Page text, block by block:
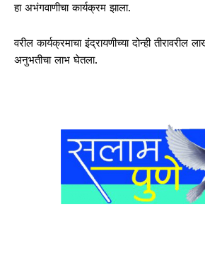
हा अभंगवाणीचा कार्यक्रम झाला.
वरील कार्यक्रमाचा इंद्रायणीच्या दोन्ही तीरावरील
अनुभतीचा लाभ घेतला.